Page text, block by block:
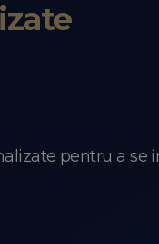
pentru a se